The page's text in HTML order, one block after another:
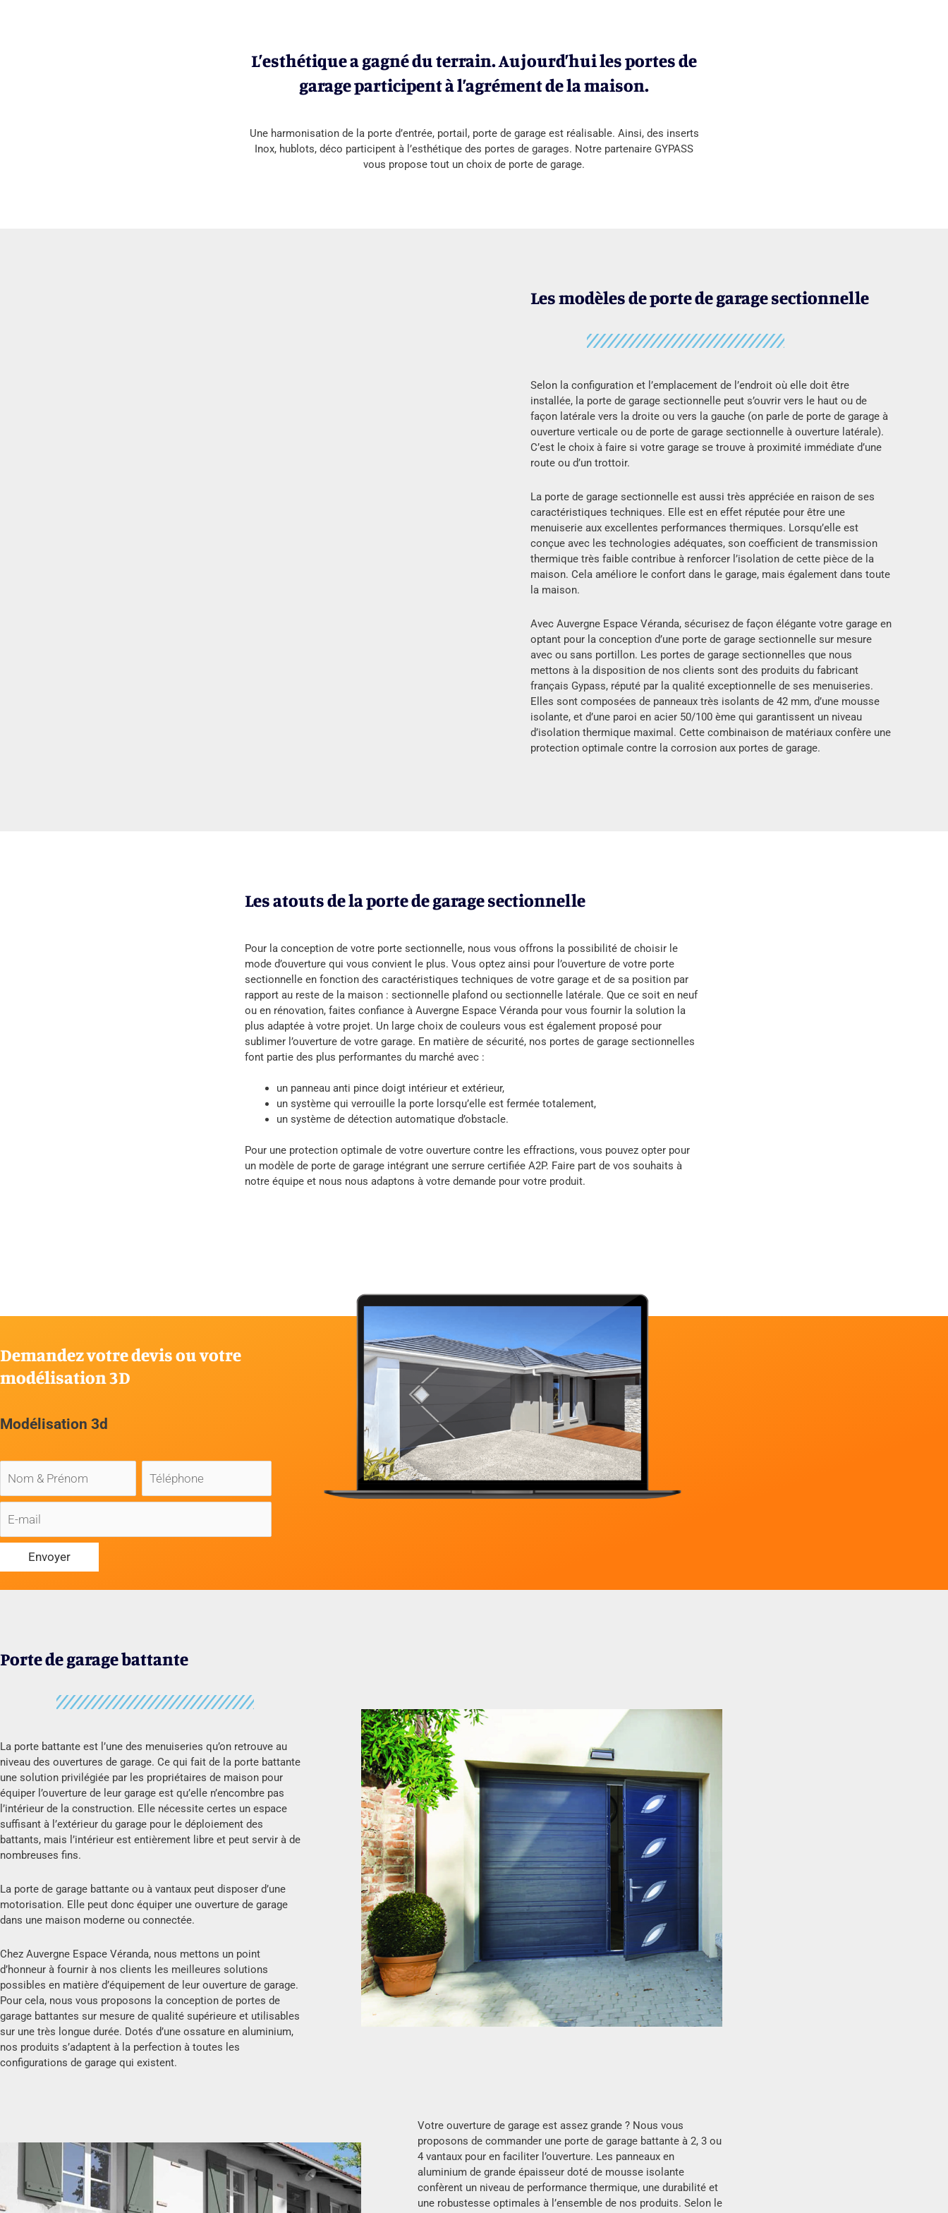
L’esthétique a gagné du terrain. Aujourd’hui les portes de
garage participent à l’agrément de la maison.
Une harmonisation de la porte d’entrée, portail, porte de garage est réalisable. Ainsi, des inserts
Inox, hublots, déco participent à l’esthétique des portes de garages. Notre partenaire GYPASS
vous propose tout un choix de porte de garage.
Les modèles de porte de garage sectionnelle
Selon la configuration et l’emplacement de l’endroit où elle doit être
installée, la porte de garage sectionnelle peut s’ouvrir vers le haut ou de
façon latérale vers la droite ou vers la gauche (on parle de porte de garage à
ouverture verticale ou de porte de garage sectionnelle à ouverture latérale).
C’est le choix à faire si votre garage se trouve à proximité immédiate d’une
route ou d’un trottoir.
La porte de garage sectionnelle est aussi très appréciée en raison de ses
caractéristiques techniques. Elle est en effet réputée pour être une
menuiserie aux excellentes performances thermiques. Lorsqu’elle est
conçue avec les technologies adéquates, son coefficient de transmission
thermique très faible contribue à renforcer l’isolation de cette pièce de la
maison. Cela améliore le confort dans le garage, mais également dans toute
la maison.
Avec Auvergne Espace Véranda, sécurisez de façon élégante votre garage en
optant pour la conception d’une porte de garage sectionnelle sur mesure
avec ou sans portillon. Les portes de garage sectionnelles que nous
mettons à la disposition de nos clients sont des produits du fabricant
français Gypass, réputé par la qualité exceptionnelle de ses menuiseries.
Elles sont composées de panneaux très isolants de 42 mm, d’une mousse
isolante, et d’une paroi en acier 50/100 ème qui garantissent un niveau
d’isolation thermique maximal. Cette combinaison de matériaux confère une
protection optimale contre la corrosion aux portes de garage.
Les atouts de la porte de garage sectionnelle
Pour la conception de votre porte sectionnelle, nous vous offrons la possibilité de choisir le
mode d’ouverture qui vous convient le plus. Vous optez ainsi pour l’ouverture de votre porte
sectionnelle en fonction des caractéristiques techniques de votre garage et de sa position par
rapport au reste de la maison : sectionnelle plafond ou sectionnelle latérale. Que ce soit en neuf
ou en rénovation, faites confiance à Auvergne Espace Véranda pour vous fournir la solution la
plus adaptée à votre projet. Un large choix de couleurs vous est également proposé pour
sublimer l’ouverture de votre garage. En matière de sécurité, nos portes de garage sectionnelles
font partie des plus performantes du marché avec :
un panneau anti pince doigt intérieur et extérieur,
un système qui verrouille la porte lorsqu’elle est fermée totalement,
un système de détection automatique d’obstacle.
Pour une protection optimale de votre ouverture contre les effractions, vous pouvez opter pour
un modèle de porte de garage intégrant une serrure certifiée A2P. Faire part de vos souhaits à
notre équipe et nous nous adaptons à votre demande pour votre produit.
Demandez votre devis ou votre
modélisation 3D
Modélisation 3d
Nom
Prénom *
Téléphone *
E-
mail *
Porte de garage battante
La porte battante est l’une des menuiseries qu’on retrouve au
niveau des ouvertures de garage. Ce qui fait de la porte battante
une solution privilégiée par les propriétaires de maison pour
équiper l’ouverture de leur garage est qu’elle n’encombre pas
l’intérieur de la construction. Elle nécessite certes un espace
suffisant à l’extérieur du garage pour le déploiement des
battants, mais l’intérieur est entièrement libre et peut servir à de
nombreuses fins.
La porte de garage battante ou à vantaux peut disposer d’une
motorisation. Elle peut donc équiper une ouverture de garage
dans une maison moderne ou connectée.
Chez Auvergne Espace Véranda, nous mettons un point
d’honneur à fournir à nos clients les meilleures solutions
possibles en matière d’équipement de leur ouverture de garage.
Pour cela, nous vous proposons la conception de portes de
garage battantes sur mesure de qualité supérieure et utilisables
sur une très longue durée. Dotés d’une ossature en aluminium,
nos produits s’adaptent à la perfection à toutes les
configurations de garage qui existent.
Votre ouverture de garage est assez grande ? Nous vous
proposons de commander une porte de garage battante à 2, 3 ou
4 vantaux pour en faciliter l’ouverture. Les panneaux en
aluminium de grande épaisseur doté de mousse isolante
confèrent un niveau de performance thermique, une durabilité et
une robustesse optimales à l’ensemble de nos produits. Selon le